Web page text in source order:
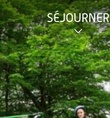
SÉJOURNER